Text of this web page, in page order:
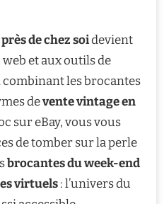
de chez soidevient
et aux outils de
les brocantes
devente vintage en
sur eBay, vous vous
de tomber sur la perle
brocantes du week-end
virtuels: l’univers du